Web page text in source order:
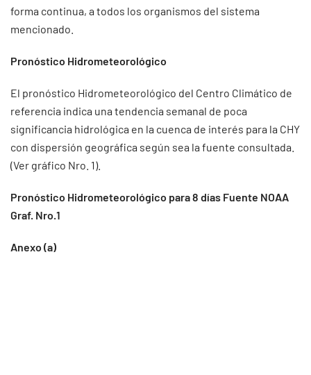
forma continua, a todos los organismos del sistema
mencionado.
Pronóstico Hidrometeorológico
El pronóstico Hidrometeorológico del Centro Climático de
referencia indica una tendencia semanal de poca
significancia hidrológica en la cuenca de interés para la CHY
con dispersión geográfica según sea la fuente consultada.
(Ver gráfico Nro. 1).
Pronóstico Hidrometeorológico para 8 días Fuente NOAA
Graf. Nro.1
Anexo (a)